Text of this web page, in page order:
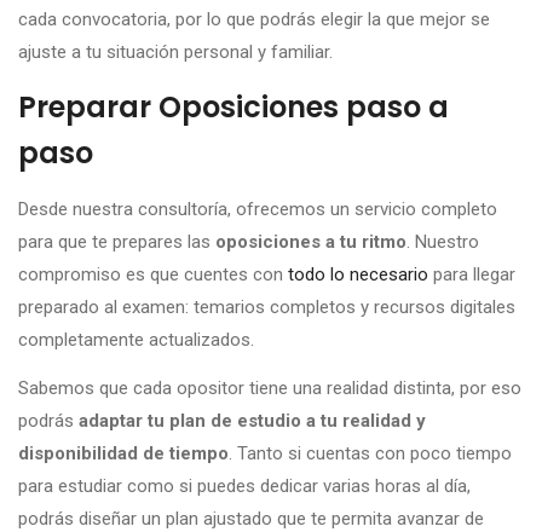
cada convocatoria, por lo que podrás elegir la que mejor se
ajuste a tu situación personal y familiar.
Preparar Oposiciones paso a
paso
Desde nuestra consultoría, ofrecemos un servicio completo
para que te prepares las oposiciones a tu ritmo. Nuestro
compromiso es que cuentes con todo lo necesario para llegar
preparado al examen: temarios completos y recursos digitales
completamente actualizados.
Sabemos que cada opositor tiene una realidad distinta, por eso
podrás adaptar tu plan de estudio a tu realidad y
disponibilidad de tiempo. Tanto si cuentas con poco tiempo
para estudiar como si puedes dedicar varias horas al día,
podrás diseñar un plan ajustado que te permita avanzar de